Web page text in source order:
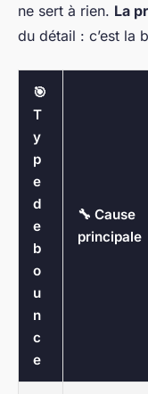
ne sert à rien. La
du détail : c’est la
🎯
T
y
p
e
d
e
b
o
u
n
c
e
🔧 Cause
principale